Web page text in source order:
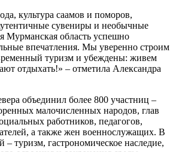
культура саамов и поморов,
сувениры и необычные
Мурманская область успешно
впечатления. Мы уверенно строим
туризм и убеждены: живем
отдыхать!» – отметила Александра
объединил более 800 участниц –
малочисленных народов, глав
работников, педагогов,
а также жен военнослужащих. В
– туризм, гастрономическое наследие,